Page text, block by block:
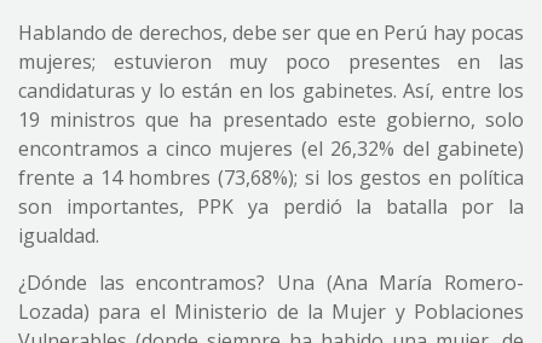
Hablando de derechos, debe ser que en Perú hay pocas
mujeres; estuvieron muy poco presentes en las
candidaturas y lo están en los gabinetes. Así, entre los
19 ministros que ha presentado este gobierno, solo
encontramos a cinco mujeres (el 26,32% del gabinete)
frente a 14 hombres (73,68%); si los gestos en política
son importantes, PPK ya perdió la batalla por la
igualdad.
¿Dónde las encontramos? Una (Ana María Romero-
Lozada) para el Ministerio de la Mujer y Poblaciones